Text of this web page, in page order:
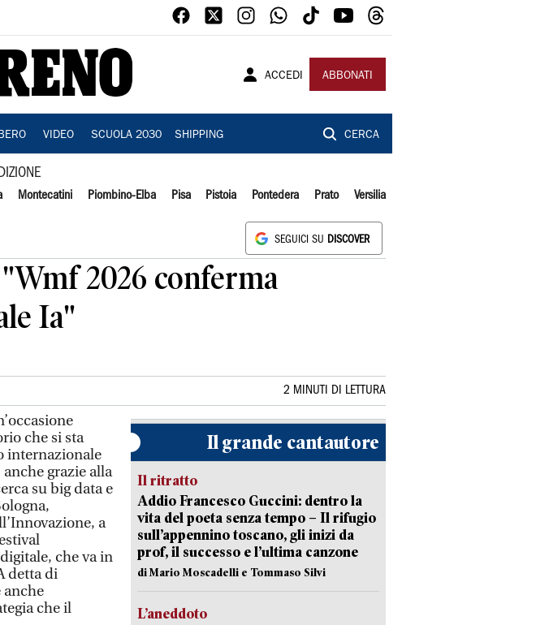
ACCEDI ABBONATI
VIDEO SCUOLA 2030 SHIPPING CERCA
Montecatini Piombino-Elba Pisa Pistoia Pontedera Prato Versilia
SEGUICI SU DISCOVER
2026 conferma
Ia"
2 MINUTI DI LETTURA
che si sta
internazionale
grazie alla
su big data e
a
che va in
detta di
anche
che il
Il grande cantautore
Il ritratto
Addio Francesco Guccini: dentro la
vita del poeta senza tempo – Il rifugio
sull’appennino toscano, gli inizi da
prof, il successo e l’ultima canzone
di Mario Moscadelli e Tommaso Silvi
L’aneddoto